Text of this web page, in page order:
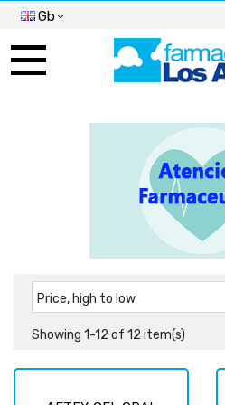
Gb
Toggle
Price, high to low
Showing 1-12 of 12 item(s)